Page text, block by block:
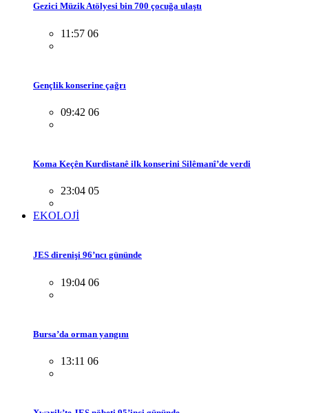
Gezici Müzik Atölyesi bin 700 çocuğa ulaştı
11:57 06
Gençlik konserine çağrı
09:42 06
Koma Keçên Kurdistanê ilk konserini Silêmanî’de verdi
23:04 05
EKOLOJİ
JES direnişi 96’ncı gününde
19:04 06
Bursa’da orman yangını
13:11 06